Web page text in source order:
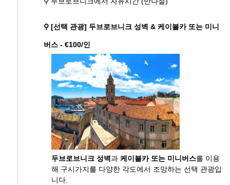
⚲ [선택 관광] 두브로브니크 성벽 & 케이블카 또는 미니
버스 - €100/인
두브로브니크 성벽과 케이블카 또는 미니버스를 이용
해 구시가지를 다양한 각도에서 조망하는 선택 관광입
니다.